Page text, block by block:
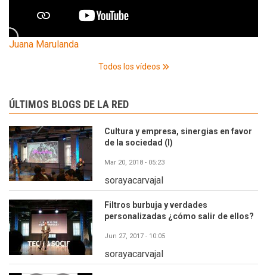
Juana Marulanda
Todos los vídeos
ÚLTIMOS BLOGS DE LA RED
Cultura y empresa, sinergias en favor
de la sociedad (I)
Mar 20, 2018 - 05:23
sorayacarvajal
Filtros burbuja y verdades
personalizadas ¿cómo salir de ellos?
Jun 27, 2017 - 10:05
sorayacarvajal